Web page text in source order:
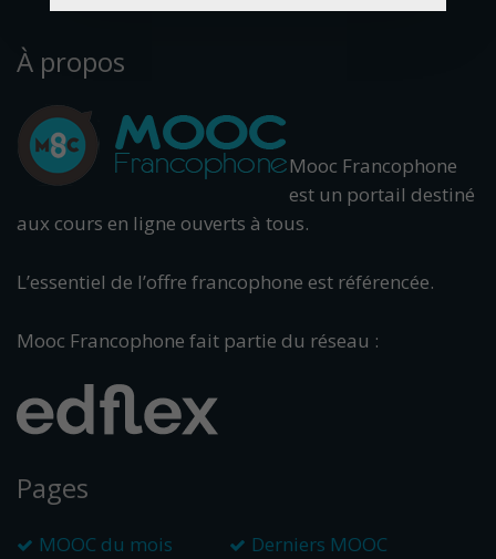
À propos
Mooc Francophone
est un portail destiné
aux cours en ligne ouverts à tous.
L’essentiel de l’offre francophone est référencée.
Mooc Francophone fait partie du réseau :
Pages
MOOC du mois
Derniers MOOC